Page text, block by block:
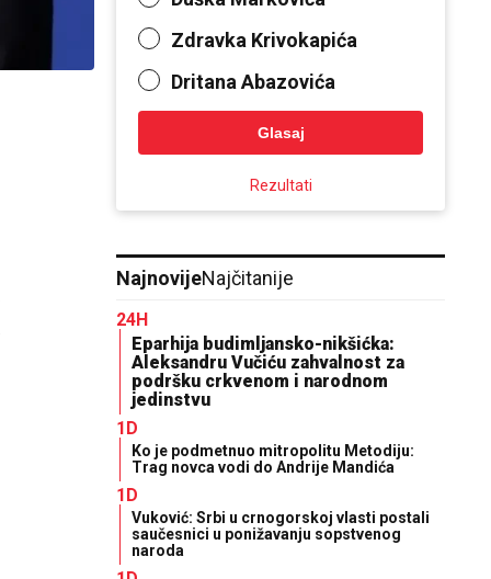
Zdravka Krivokapića
Dritana Abazovića
Glasaj
Rezultati
NajnovijeNajčitanije
24H
Eparhija budimljansko-nikšićka:
Aleksandru Vučiću zahvalnost za
podršku crkvenom i narodnom
jedinstvu
1D
Ko je podmetnuo mitropolitu Metodiju:
Trag novca vodi do Andrije Mandića
1D
Vuković: Srbi u crnogorskoj vlasti postali
saučesnici u ponižavanju sopstvenog
naroda